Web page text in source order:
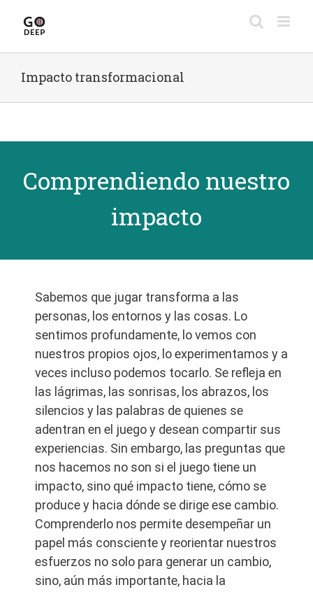
Impacto transformacional
Comprendiendo nuestro
impacto
Sabemos que jugar transforma a las
personas, los entornos y las cosas. Lo
sentimos profundamente, lo vemos con
nuestros propios ojos, lo experimentamos y a
veces incluso podemos tocarlo. Se refleja en
las lágrimas, las sonrisas, los abrazos, los
silencios y las palabras de quienes se
adentran en el juego y desean compartir sus
experiencias. Sin embargo, las preguntas que
nos hacemos no son si el juego tiene un
impacto, sino qué impacto tiene, cómo se
produce y hacia dónde se dirige ese cambio.
Comprenderlo nos permite desempeñar un
papel más consciente y reorientar nuestros
esfuerzos no solo para generar un cambio,
sino, aún más importante, hacia la